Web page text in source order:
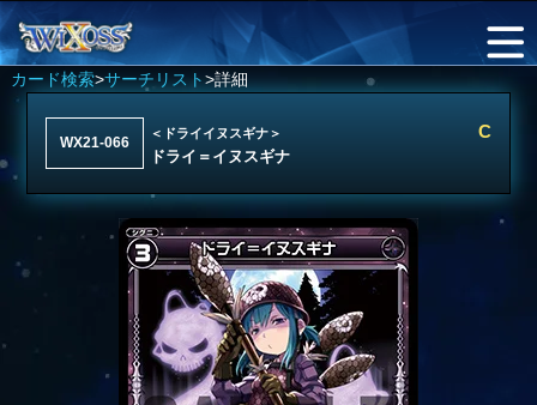
カード検索>サーチリスト>詳細
WX21-066
＜ドライイヌスギナ＞
ドライ＝イヌスギナ
C